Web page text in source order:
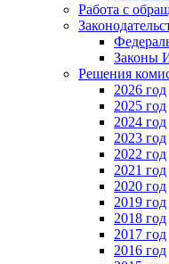
Работа с
Законы
Решения
2026 год
2025 год
2024 год
2023 год
2022 год
2021 год
2020 год
2019 год
2018 год
2017 год
2016 год